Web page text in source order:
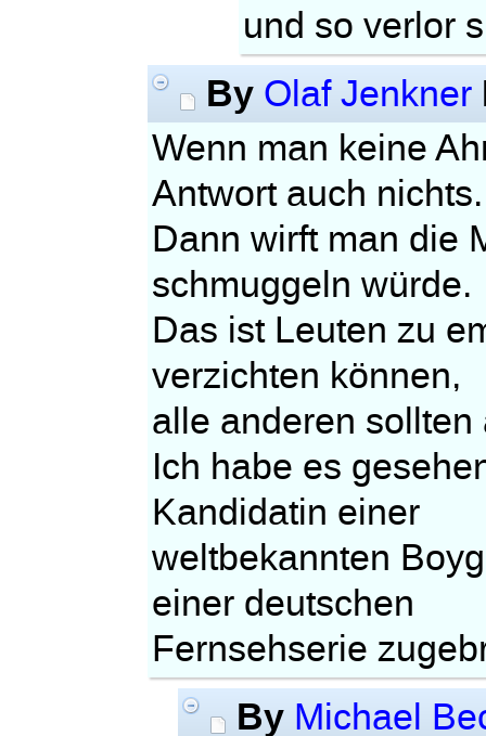
und so verlor
By Olaf Jenkner
Wenn man keine
Antwort auch nichts.
Dann wirft man die
schmuggeln würde.
Das ist Leuten zu
verzichten können,
alle anderen sollten
Ich habe es
Kandidatin einer
weltbekannten
einer deutschen
Fernsehserie
By Michael